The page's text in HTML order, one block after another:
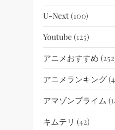
U-Next(100)
Youtube(125)
アニメおすすめ
アニメランキング
アマゾンプライム
キムテリ (42)